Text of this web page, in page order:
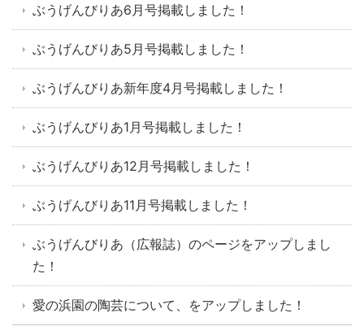
ぶうげんびりあ6月号掲載しました！
ぶうげんびりあ5月号掲載しました！
ぶうげんびりあ新年度4月号掲載しました！
ぶうげんびりあ1月号掲載しました！
ぶうげんびりあ12月号掲載しました！
ぶうげんびりあ11月号掲載しました！
ぶうげんびりあ（広報誌）のページをアップしまし
た！
愛の浜園の陶芸について、をアップしました！